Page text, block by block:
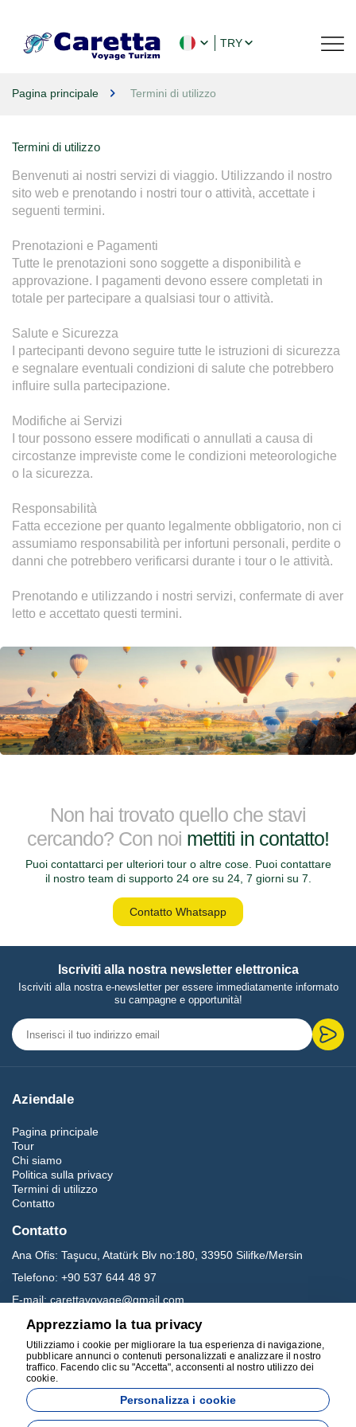
TRY
Pagina principale Termini di utilizzo
Termini di utilizzo
Benvenuti ai nostri servizi di viaggio. Utilizzando il nostro
sito web e prenotando i nostri tour o attività, accettate i
seguenti termini.
Prenotazioni e Pagamenti
Tutte le prenotazioni sono soggette a disponibilità e
approvazione. I pagamenti devono essere completati in
totale per partecipare a qualsiasi tour o attività.
Salute e Sicurezza
I partecipanti devono seguire tutte le istruzioni di sicurezza
e segnalare eventuali condizioni di salute che potrebbero
influire sulla partecipazione.
Modifiche ai Servizi
I tour possono essere modificati o annullati a causa di
circostanze impreviste come le condizioni meteorologiche
o la sicurezza.
Responsabilità
Fatta eccezione per quanto legalmente obbligatorio, non ci
assumiamo responsabilità per infortuni personali, perdite o
danni che potrebbero verificarsi durante i tour o le attività.
Prenotando e utilizzando i nostri servizi, confermate di aver
letto e accettato questi termini.
Non hai trovato quello che stavi
cercando? Con noi mettiti in contatto!
Puoi contattarci per ulteriori tour o altre cose. Puoi contattare
il nostro team di supporto 24 ore su 24, 7 giorni su 7.
Contatto Whatsapp
Iscriviti alla nostra newsletter elettronica
Iscriviti alla nostra e-newsletter per essere immediatamente informato
su campagne e opportunità!
Aziendale
Pagina principale
Tour
Chi siamo
Politica sulla privacy
Termini di utilizzo
Contatto
Contatto
Ana Ofis: Taşucu, Atatürk Blv no:180, 33950 Silifke/Mersin
Telefono: +90 537 644 48 97
E-mail: carettavoyage@gmail.com
Social media
Apprezziamo la tua privacy
Utilizziamo i cookie per migliorare la tua esperienza di navigazione,
pubblicare annunci o contenuti personalizzati e analizzare il nostro
traffico. Facendo clic su "Accetta", acconsenti al nostro utilizzo dei
cookie.
Personalizza i cookie